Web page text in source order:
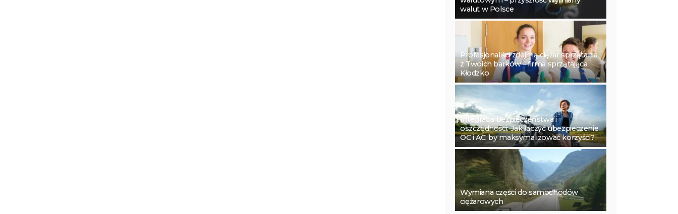
walut w Polsce
Profesjonaliści zdejmą ciężar sprzątania
z Twoich barków – firma sprzątająca
Kłodzko
Integracja bezpieczeństwa i
oszczędności: Jak łączyć ubezpieczenie
OC i AC, by maksymalizować korzyści?
Wymiana części do samochodów
ciężarowych